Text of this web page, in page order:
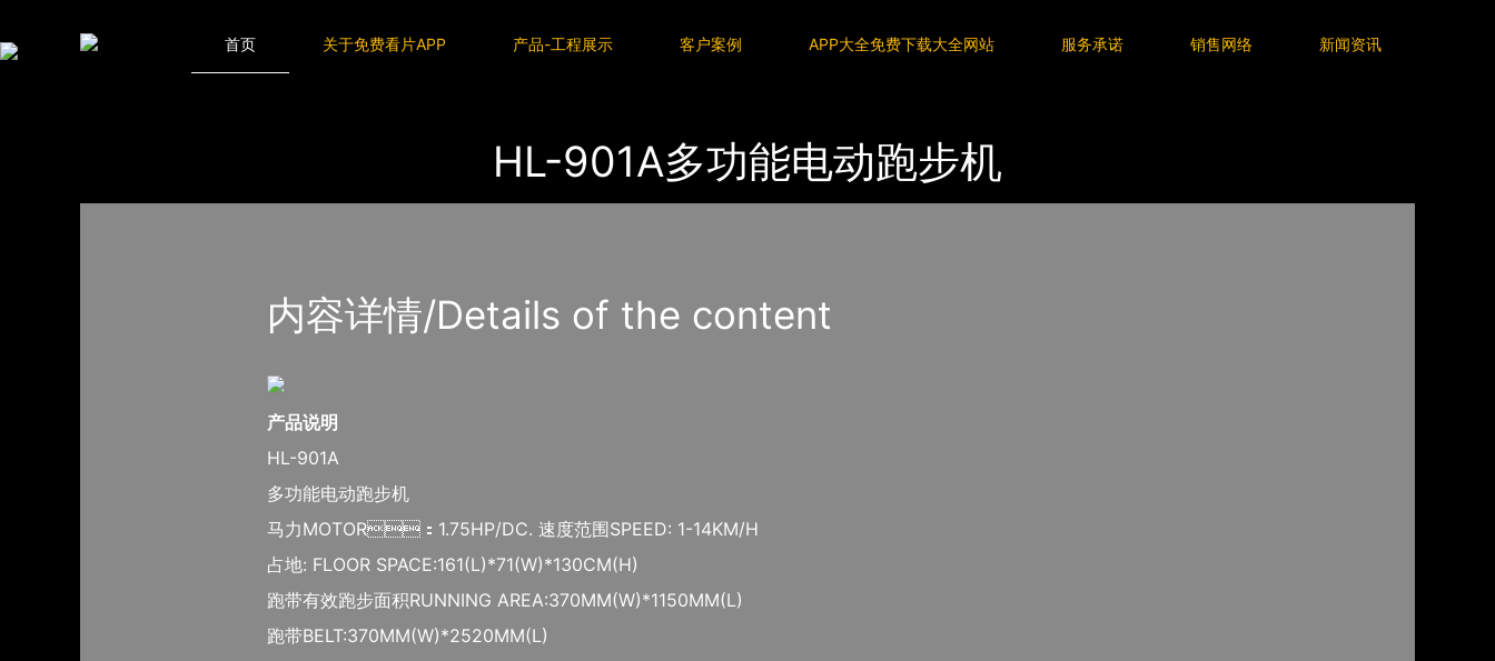
首页 关于免费看片APP 产品-工程展示 客户案例 APP大全免费下载大全网站 服务承诺 销售网络 新闻资讯
产品-工程展示
HL-901A多功能电动跑步机
内容详情/Details of the content
产品说明
HL-901A
多功能电动跑步机
马力MOTOR：1.75HP/DC. 速度范围SPEED: 1-14KM/H
占地: FLOOR SPACE:161(L)*71(W)*130CM(H)
跑带有效跑步面积RUNNING AREA:370MM(W)*1150MM(L)
跑带BELT:370MM(W)*2520MM(L)